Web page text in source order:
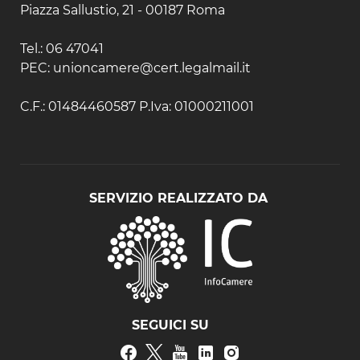
Piazza Sallustio, 21 - 00187 Roma
Tel.: 06 47041
PEC: unioncamere@cert.legalmail.it
C.F.: 01484460587 P.Iva: 01000211001
SERVIZIO REALIZZATO DA
SEGUICI SU